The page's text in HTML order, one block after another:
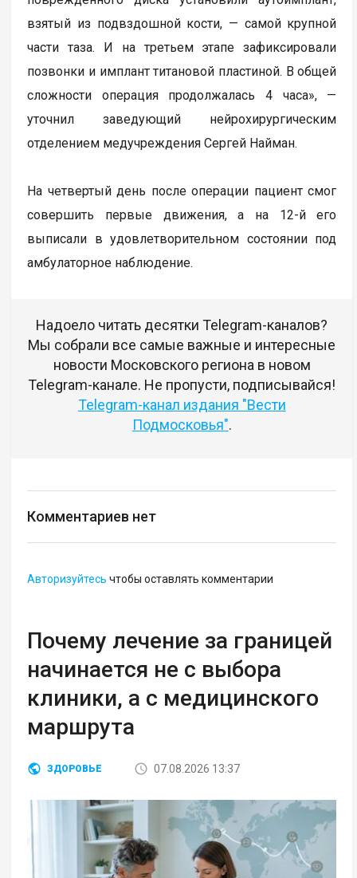
взятый из подвздошной кости, — самой крупной
части таза. И на третьем этапе зафиксировали
позвонки и имплант титановой пластиной. В общей
сложности операция продолжалась 4 часа», —
уточнил заведующий нейрохирургическим
отделением медучреждения Сергей Найман.
На четвертый день после операции пациент смог
совершить первые движения, а на 12-й его
выписали в удовлетворительном состоянии под
амбулаторное наблюдение.
Надоело читать десятки Telegram-каналов?
Мы собрали все самые важные и интересные
новости Московского региона в новом
Telegram-канале. Не пропусти, подписывайся!
Telegram-канал издания "Вести
Подмосковья".
Комментариев нет
Авторизуйтесь чтобы оставлять комментарии
Почему лечение за границей
начинается не с выбора
клиники, а с медицинского
маршрута
ЗДОРОВЬЕ 07.08.2026 13:37